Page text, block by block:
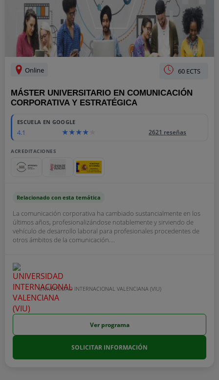
Online 60 ECTS
MÁSTER UNIVERSITARIO EN COMUNICACIÓN
CORPORATIVA Y ESTRATÉGICA
ESCUELA EN GOOGLE
4.1 2621 reseñas
ACREDITACIONES
Relacionado con esta temática
La comunicación corporativa ha cambiado sustancialmente en los
últimos años, profesionalizándose notablemente y sirviendo de
vehículo de desarrollo laboral para profesionales procedentes de
otros ámbitos de la comunicación....
UNIVERSIDAD INTERNACIONAL VALENCIANA (VIU)
Ver programa
SOLICITAR INFORMACIÓN